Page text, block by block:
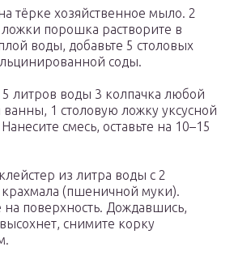
тёрке хозяйственное мыло. 2
порошка растворите в
воды, добавьте 5 столовых
соды.
литров воды 3 колпачка любой
1 столовую ложку уксусной
смесь, оставьте на 10–15
из литра воды с 2
(пшеничной муки).
на поверхность. Дождавшись,
снимите корку